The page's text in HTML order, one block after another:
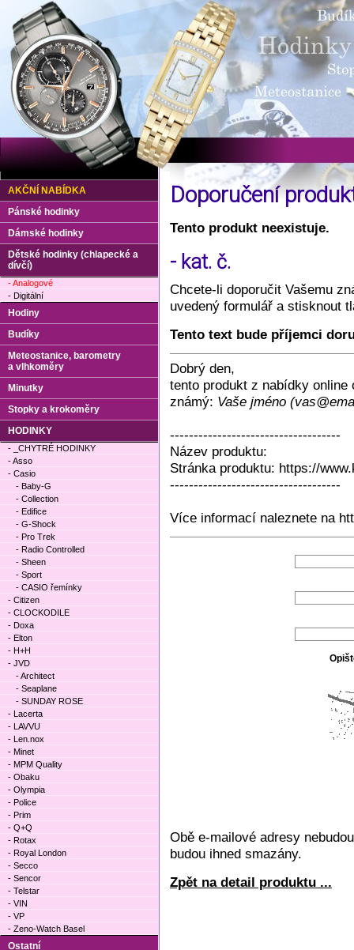
Doporučení
Tento produkt neexistuje.
- kat. č.
Chcete-li doporučit Vašemu
uvedený formulář a stisknout
Tento text bude příjemci
Dobrý den,
tento produkt z nabídky online
známý: Vaše jméno
------------------------------------
Název produktu:
Stránka produktu: https://
------------------------------------
Více informací naleznete na
Obě e-mailové adresy
budou ihned smazány.
Zpět na detail produktu ...
AKČNÍ NABÍDKA
Pánské hodinky
Dámské hodinky
Dětské hodinky (chlapecké a
dívčí)
- Analogové
- Digitální
Hodiny
Budíky
Meteostanice, barometry
a vlhkoměry
Minutky
Stopky a krokoměry
HODINKY
- _CHYTRÉ HODINKY
- Asso
- Casio
- Baby-G
- Collection
- Edifice
- G-Shock
- Pro Trek
- Radio Controlled
- Sheen
- Sport
- CASIO řemínky
- Citizen
- CLOCKODILE
- Doxa
- Elton
- H+H
- JVD
- Architect
- Seaplane
- SUNDAY ROSE
- Lacerta
- LAVVU
- Len.nox
- Minet
- MPM Quality
- Obaku
- Olympia
- Police
- Prim
- Q+Q
- Rotax
- Royal London
- Secco
- Sencor
- Telstar
- VIN
- VP
- Zeno-Watch Basel
Ostatní